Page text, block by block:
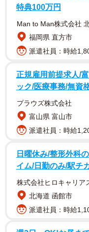
ニットのポケットにご注目
特典100万円
Man to Man株式会社
福岡県 直方市
派遣社員：時給
正規雇用前提求人/
ック/医療事務/無資
プラウズ株式会社
富山県 富山市
派遣社員：時給
日曜休み/整形外科
イム/日勤のみ/駅チ
株式会社ヒロキャリア
北海道 函館市
派遣社員：時給